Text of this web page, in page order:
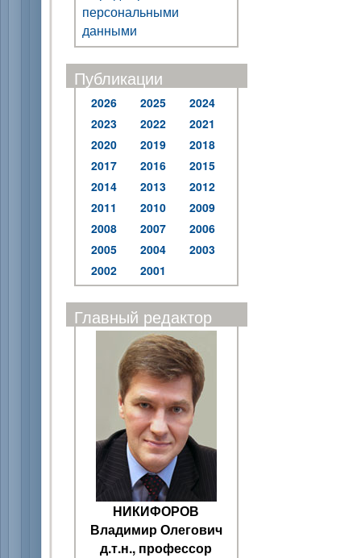
персональными
данными
Публикации
2026 2025
2024
2023
2022
2021
2020
2019
2018
2017
2016
2015
2014
2013
2012
2011
2010
2009
2008
2007
2006
2005
2004
2003
2002
2001
Главный редактор
НИКИФОРОВ
Владимир Олегович
д.т.н., профессор